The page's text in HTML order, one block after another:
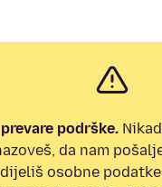
podrške.
da nam
osobne